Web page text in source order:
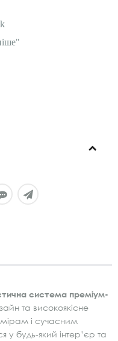
система преміум-
та високоякісне
і сучасним
у будь-який інтер’єр та